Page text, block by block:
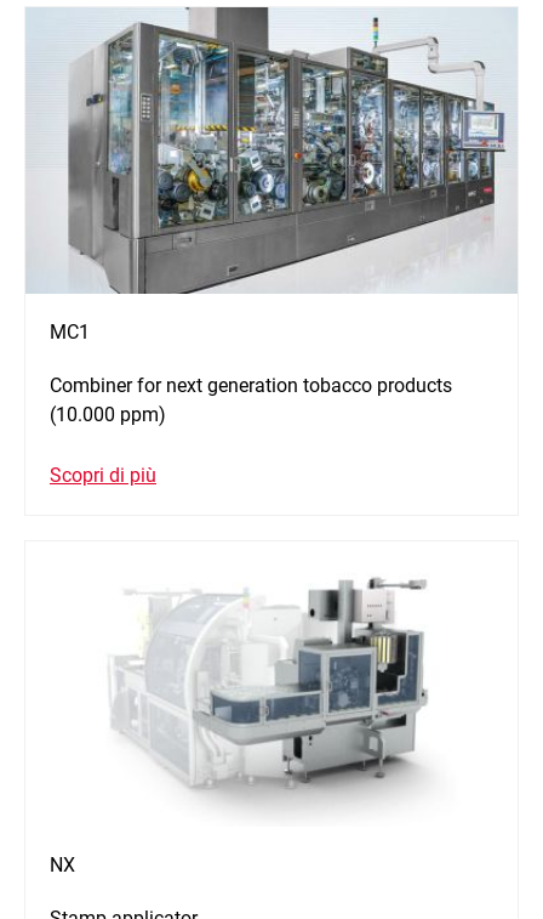
MC1
Combiner for next generation tobacco products
(10.000 ppm)
Scopri di più
NX